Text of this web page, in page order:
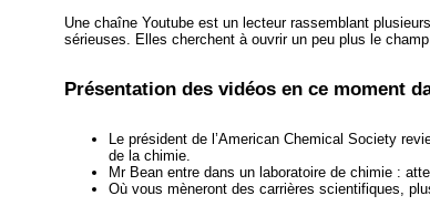
Une chaîne Youtube est un lecteur rassemblant
sérieuses. Elles cherchent à ouvrir un peu plus le
Présentation des vidéos en ce moment
Le président de l’American Chemical Society
de la chimie.
Mr Bean entre dans un laboratoire de chimie :
Où vous mèneront des carrières scientifiques,